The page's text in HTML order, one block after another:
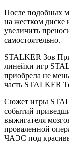
После подобных
на жестком
увеличить
самостоятельно.
STALKER Зов
линейки игр
приобрела не
часть STALKER
Сюжет игры
событий
выжигателя
проваленной
ЧАЭС под